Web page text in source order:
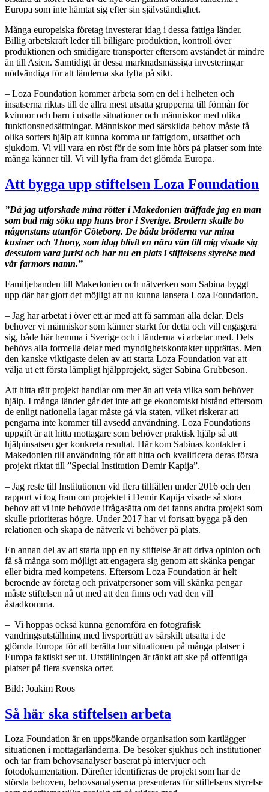
Europa som inte hämtat sig efter sin självständighet.
Många europeiska företag investerar idag i dessa fattiga länder.
Billig arbetskraft leder till billigare produktion, kontroll över
produktionen och smidigare transporter eftersom avståndet är mindre
än till Asien. Samtidigt är dessa marknadsmässiga investeringar
nödvändiga för att länderna ska lyfta på sikt.
– Loza Foundation kommer arbeta som en del i helheten och
insatserna riktas till de allra mest utsatta grupperna till förmån för
kvinnor och barn i utsatta situationer och människor med olika
funktionsnedsättningar. Människor med särskilda behov måste få
olika sorters hjälp att kunna komma ur fattigdom, utsatthet och
sjukdom. Vi vill vara en röst för de som inte hörs på platser som inte
många känner till. Vi vill lyfta fram det glömda Europa.
Att bygga upp stiftelsen Loza Foundation
”Då jag utforskade mina rötter i Makedonien träffade jag en man
som bad mig söka upp hans bror i Sverige. Brodern skulle bo
någonstans utanför Göteborg. De båda bröderna var mina
kusiner och Thony, som idag blivit en nära vän till mig visade sig
dessutom vara jurist och har nu en plats i stiftelsens styrelse med
vår farmors namn.”
Familjebanden till Makedonien och nätverken som Sabina byggt
upp där har gjort det möjligt att nu kunna lansera Loza Foundation.
– Jag har arbetat i över ett år med att få samman alla delar. Dels
behöver vi människor som känner starkt för detta och vill engagera
sig, både här hemma i Sverige och i länderna vi arbetar med. Dels
behövs alla formella delar med myndighetskontakter upprättas. Men
den kanske viktigaste delen av att starta Loza Foundation var att
välja ut ett första lämpligt hjälpprojekt, säger Sabina Grubbeson.
Att hitta rätt projekt handlar om mer än att veta vilka som behöver
hjälp. I många länder går det inte att ge ekonomiskt bistånd eftersom
de enligt nationella lagar måste gå via staten, vilket riskerar att
pengarna inte kommer till avsedd användning. Loza Foundations
uppgift är att hitta mottagare som behöver praktisk hjälp så att
hjälpinsatsen ger konkreta resultat. Här kom Sabinas kontakter i
Makedonien till användning för att hitta och kvalificera deras första
projekt riktat till ”Special Institution Demir Kapija”.
– Jag reste till Institutionen vid flera tillfällen under 2016 och den
rapport vi tog fram om projektet i Demir Kapija visade så stora
behov att vi inte behövde ifrågasätta om det fanns andra projekt som
skulle prioriteras högre. Under 2017 har vi fortsatt bygga på den
relationen och skapa de nätverk vi behöver på plats.
En annan del av att starta upp en ny stiftelse är att driva opinion och
få så många som möjligt att engagera sig genom att skänka pengar
eller bidra med kompetens. Eftersom Loza Foundation är helt
beroende av företag och privatpersoner som vill skänka pengar
måste stiftelsen nå ut med att den finns och vad den vill
åstadkomma.
– Vi hoppas också kunna genomföra en fotografisk
vandringsutställning med livsporträtt av särskilt utsatta i de
glömda Europa för att berätta hur situationen på många platser i
Europa faktiskt ser ut. Utställningen är tänkt att ske på offentliga
platser på flera svenska orter.
Bild: Joakim Roos
Så här ska stiftelsen arbeta
Loza Foundation är en uppsökande organisation som kartlägger
situationen i mottagarländerna. De besöker sjukhus och institutioner
och tar fram behovsanalyser baserat på intervjuer och
fotodokumentation. Därefter identifieras de projekt som har de
största behoven, behovsanalyserna presenteras för stiftelsens styrelse